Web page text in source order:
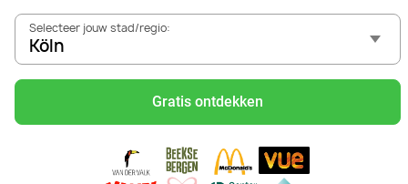
Selecteer jouw stad/regio:
Köln
Gratis ontdekken
In die Sauna in Köln und Umgebung
Tagesausflug zum Movie Park Germany mit Rabatt, von
Köln aus
Frühstück & Mittagessen in Köln
Reise von Köln aus und erlebe einen fantastischen Tag im
Freizeitpark Europa-Park
Besuche das Phantasialand von Köln aus und erlebe einen
phantastischen Tagesausflug